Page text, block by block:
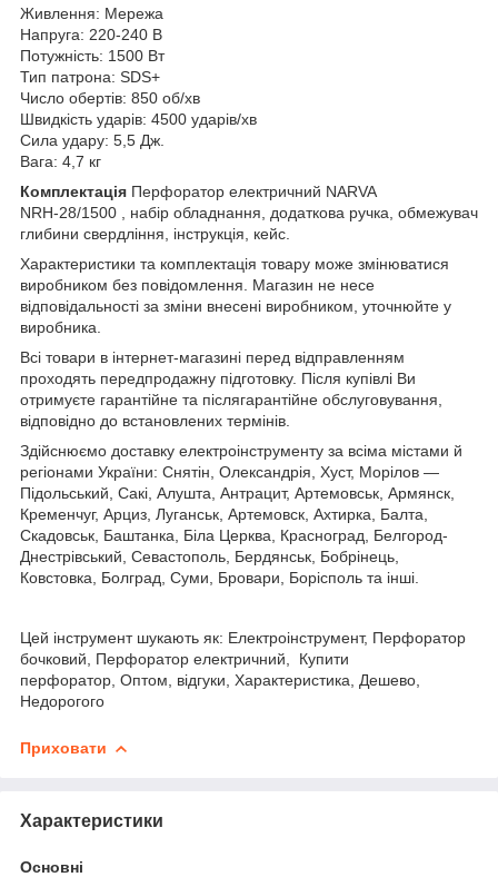
Живлення: Мережа
Напруга: 220-240 В
Потужність: 1500 Вт
Тип патрона: SDS+
Число обертів: 850 об/хв
Швидкість ударів: 4500 ударів/хв
Сила удару: 5,5 Дж.
Вага: 4,7 кг
Комплектація Перфоратор електричний NARVA
NRН-28/1500 , набір обладнання, додаткова ручка, обмежувач
глибини свердління, інструкція, кейс.
Характеристики та комплектація товару може змінюватися
виробником без повідомлення. Магазин не несе
відповідальності за зміни внесені виробником, уточнюйте у
виробника.
Всі товари в інтернет-магазині перед відправленням
проходять передпродажну підготовку. Після купівлі Ви
отримуєте гарантійне та післягарантійне обслуговування,
відповідно до встановлених термінів.
Здійснюємо доставку електроінструменту за всіма містами й
регіонами України: Снятін, Олександрія, Хуст, Морілов —
Підольський, Сакі, Алушта, Антрацит, Артемовськ, Армянск,
Кременчуг, Арциз, Луганськ, Артемовск, Ахтирка, Балта,
Скадовськ, Баштанка, Біла Церква, Красноград, Белгород-
Днестрівський, Севастополь, Бердянськ, Бобрінець,
Ковстовка, Болград, Суми, Бровари, Борісполь та інші.
Цей інструмент шукають як: Електроінструмент, Перфоратор
бочковий, Перфоратор електричний, Купити
перфоратор, Оптом, відгуки, Характеристика, Дешево,
Недорогого
Приховати
Характеристики
Основні